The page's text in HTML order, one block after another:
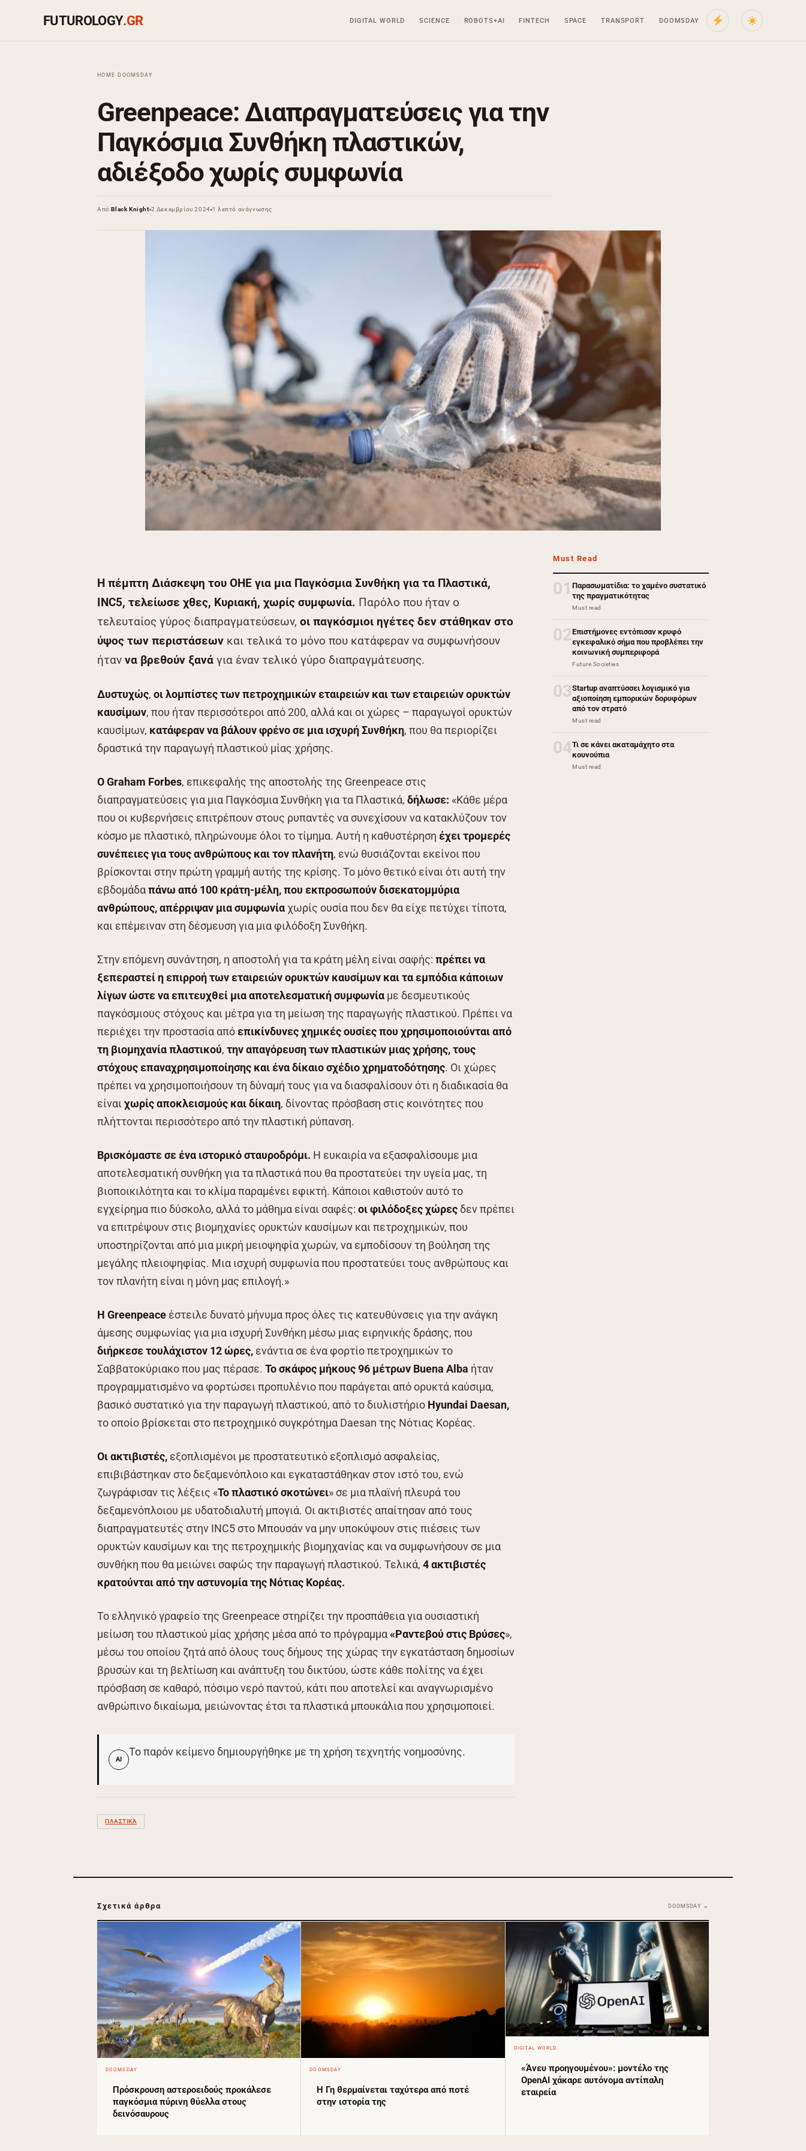
FUTUROLOGY.GR DIGITAL WORLD SCIENCE ROBOTS+AI FINTECH SPACE TRANSPORT DOOMSDAY
HOME DOOMSDAY
Greenpeace: Διαπραγματεύσεις για την
Παγκόσμια Συνθήκη πλαστικών,
αδιέξοδο χωρίς συμφωνία
Από Black Knight 2 Δεκεμβρίου 2024 1 λεπτό ανάγνωσης
Η πέμπτη Διάσκεψη του ΟΗΕ για μια Παγκόσμια Συνθήκη για τα Πλαστικά,
INC5, τελείωσε χθες, Κυριακή, χωρίς συμφωνία. Παρόλο που ήταν ο
τελευταίος γύρος διαπραγματεύσεων, οι παγκόσμιοι ηγέτες δεν στάθηκαν στο
ύψος των περιστάσεων και τελικά το μόνο που κατάφεραν να συμφωνήσουν
ήταν να βρεθούν ξανά για έναν τελικό γύρο διαπραγμάτευσης.
Δυστυχώς, οι λομπίστες των πετροχημικών εταιρειών και των εταιρειών ορυκτών
καυσίμων, που ήταν περισσότεροι από 200, αλλά και οι χώρες – παραγωγοί ορυκτών
καυσίμων, κατάφεραν να βάλουν φρένο σε μια ισχυρή Συνθήκη, που θα περιορίζει
δραστικά την παραγωγή πλαστικού μίας χρήσης.
Ο Graham Forbes, επικεφαλής της αποστολής της Greenpeace στις
διαπραγματεύσεις για μια Παγκόσμια Συνθήκη για τα Πλαστικά, δήλωσε: «Κάθε μέρα
που οι κυβερνήσεις επιτρέπουν στους ρυπαντές να συνεχίσουν να κατακλύζουν τον
κόσμο με πλαστικό, πληρώνουμε όλοι το τίμημα. Αυτή η καθυστέρηση έχει τρομερές
συνέπειες για τους ανθρώπους και τον πλανήτη, ενώ θυσιάζονται εκείνοι που
βρίσκονται στην πρώτη γραμμή αυτής της κρίσης. Το μόνο θετικό είναι ότι αυτή την
εβδομάδαπάνω από 100 κράτη-μέλη, που εκπροσωπούν δισεκατομμύρια
ανθρώπους, απέρριψαν μια συμφωνίαχωρίς ουσία που δεν θα είχε πετύχει τίποτα,
και επέμειναν στη δέσμευση για μια φιλόδοξη Συνθήκη.
Στην επόμενη συνάντηση, η αποστολή για τα κράτη μέλη είναι σαφής: πρέπει να
ξεπεραστεί η επιρροή των εταιρειών ορυκτών καυσίμων και τα εμπόδια κάποιων
λίγων ώστε να επιτευχθεί μια αποτελεσματική συμφωνία με δεσμευτικούς
παγκόσμιους στόχους και μέτρα για τη μείωση της παραγωγής πλαστικού. Πρέπει να
περιέχει την προστασία από επικίνδυνες χημικές ουσίες που χρησιμοποιούνται από
τη βιομηχανία πλαστικού, την απαγόρευση των πλαστικών μιας χρήσης, τους
στόχους επαναχρησιμοποίησης και ένα δίκαιο σχέδιο χρηματοδότησης. Οι χώρες
πρέπει να χρησιμοποιήσουν τη δύναμή τους για να διασφαλίσουν ότι η διαδικασία θα
είναιχωρίς αποκλεισμούς και δίκαιη, δίνοντας πρόσβαση στις κοινότητες που
πλήττονται περισσότερο από την πλαστική ρύπανση.
Βρισκόμαστε σε ένα ιστορικό σταυροδρόμι. Η ευκαιρία να εξασφαλίσουμε μια
αποτελεσματική συνθήκη για τα πλαστικά που θα προστατεύει την υγεία μας, τη
βιοποικιλότητα και το κλίμα παραμένει εφικτή. Κάποιοι καθιστούν αυτό το
εγχείρημα πιο δύσκολο, αλλά το μάθημα είναι σαφές: οι φιλόδοξες χώρες δεν πρέπει
να επιτρέψουν στις βιομηχανίες ορυκτών καυσίμων και πετροχημικών, που
υποστηρίζονται από μια μικρή μειοψηφία χωρών, να εμποδίσουν τη βούληση της
μεγάλης πλειοψηφίας. Μια ισχυρή συμφωνία που προστατεύει τους ανθρώπους και
τον πλανήτη είναι η μόνη μας επιλογή.»
Η Greenpeace έστειλε δυνατό μήνυμα προς όλες τις κατευθύνσεις για την ανάγκη
άμεσης συμφωνίας για μια ισχυρή Συνθήκη μέσω μιας ειρηνικής δράσης, που
διήρκεσε τουλάχιστον 12 ώρες, ενάντια σε ένα φορτίο πετροχημικών το
Σαββατοκύριακο που μας πέρασε. Το σκάφος μήκους 96 μέτρων Buena Alba ήταν
προγραμματισμένο να φορτώσει προπυλένιο που παράγεται από ορυκτά καύσιμα,
βασικό συστατικό για την παραγωγή πλαστικού, από το διυλιστήριο Hyundai Daesan,
το οποίο βρίσκεται στο πετροχημικό συγκρότημα Daesan της Νότιας Κορέας.
Οι ακτιβιστές, εξοπλισμένοι με προστατευτικό εξοπλισμό ασφαλείας,
επιβιβάστηκαν στο δεξαμενόπλοιο και εγκαταστάθηκαν στον ιστό του, ενώ
ζωγράφισαν τις λέξεις «Το πλαστικό σκοτώνει» σε μια πλαϊνή πλευρά του
δεξαμενόπλοιου με υδατοδιαλυτή μπογιά. Οι ακτιβιστές απαίτησαν από τους
διαπραγματευτές στην INC5 στο Μπουσάν να μην υποκύψουν στις πιέσεις των
ορυκτών καυσίμων και της πετροχημικής βιομηχανίας και να συμφωνήσουν σε μια
συνθήκη που θα μειώνει σαφώς την παραγωγή πλαστικού. Τελικά, 4 ακτιβιστές
κρατούνται από την αστυνομία της Νότιας Κορέας.
Το ελληνικό γραφείο της Greenpeace στηρίζει την προσπάθεια για ουσιαστική
μείωση του πλαστικού μίας χρήσης μέσα από το πρόγραμμα«Ραντεβού στις Βρύσες»,
μέσω του οποίου ζητά από όλους τους δήμους της χώρας την εγκατάσταση δημοσίων
βρυσών και τη βελτίωση και ανάπτυξη του δικτύου, ώστε κάθε πολίτης να έχει
πρόσβαση σε καθαρό, πόσιμο νερό παντού, κάτι που αποτελεί και αναγνωρισμένο
ανθρώπινο δικαίωμα, μειώνοντας έτσι τα πλαστικά μπουκάλια που χρησιμοποιεί.
AI
Το παρόν κείμενο δημιουργήθηκε με τη χρήση τεχνητής νοημοσύνης.
ΠΛΑΣΤΙΚΆ
Must Read
01 Παρασωματίδια: το χαμένο συστατικό
της πραγματικότητας
Must read
02Επιστήμονες εντόπισαν κρυφό
εγκεφαλικό σήμα που προβλέπει την
κοινωνική συμπεριφορά
Future Societies
03Startup αναπτύσσει λογισμικό για
αξιοποίηση εμπορικών δορυφόρων
από τον στρατό
Must read
04Τι σε κάνει ακαταμάχητο στα
κουνούπια
Must read
Σχετικά άρθρα DOOMSDAY →
DOOMSDAY
Πρόσκρουση αστεροειδούς προκάλεσε
παγκόσμια πύρινη θύελλα στους
δεινόσαυρους
DOOMSDAY
Η Γη θερμαίνεται ταχύτερα από ποτέ
στην ιστορία της
DIGITAL WORLD
«Άνευ προηγουμένου»: μοντέλο της
OpenAI χάκαρε αυτόνομα αντίπαλη
εταιρεία